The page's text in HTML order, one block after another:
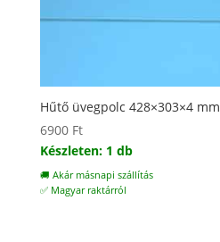
Hűtő üvegpolc 428×303×4 mm
6900 Ft
Készleten: 1 db
🚚 Akár másnapi szállítás
✅ Magyar raktárról